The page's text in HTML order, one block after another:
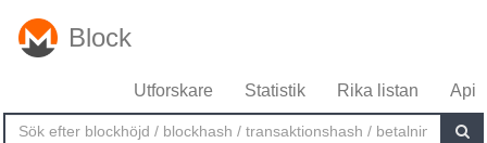
Block
Utforskare Statistik Rika listan Api